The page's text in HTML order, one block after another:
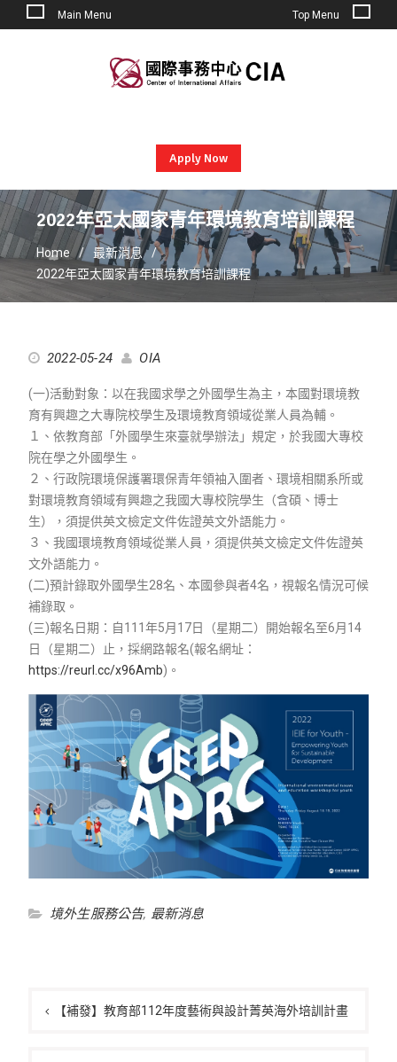
Main Menu Top Menu
Apply Now
2022年亞太國家青年環境教育培訓課程
Home
最新消息
2022年亞太國家青年環境教育培訓課程
2022-05-24 OIA
(一)活動對象：以在我國求學之外國學生為主，本國對環境教
育有興趣之大專院校學生及環境教育領域從業人員為輔。
１、依教育部「外國學生來臺就學辦法」規定，於我國大專校
院在學之外國學生。
２、行政院環境保護署環保青年領袖入圍者、環境相關系所或
對環境教育領域有興趣之我國大專校院學生（含碩、博士
生），須提供英文檢定文件佐證英文外語能力。
３、我國環境教育領域從業人員，須提供英文檢定文件佐證英
文外語能力。
(二)預計錄取外國學生28名、本國參與者4名，視報名情況可候
補錄取。
(三)報名日期：自111年5月17日（星期二）開始報名至6月14
日（星期二）止，採網路報名(報名網址：
https://reurl.cc/x96Amb)。
境外生服務公告, 最新消息
章
【補發】教育部112年度藝術與設計菁英海外培訓計畫